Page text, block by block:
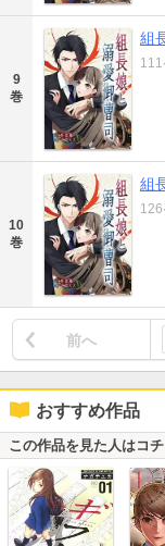
9
巻
組
111
10
巻
組
126
前へ
おすすめ作品
この作品を見た人はコ